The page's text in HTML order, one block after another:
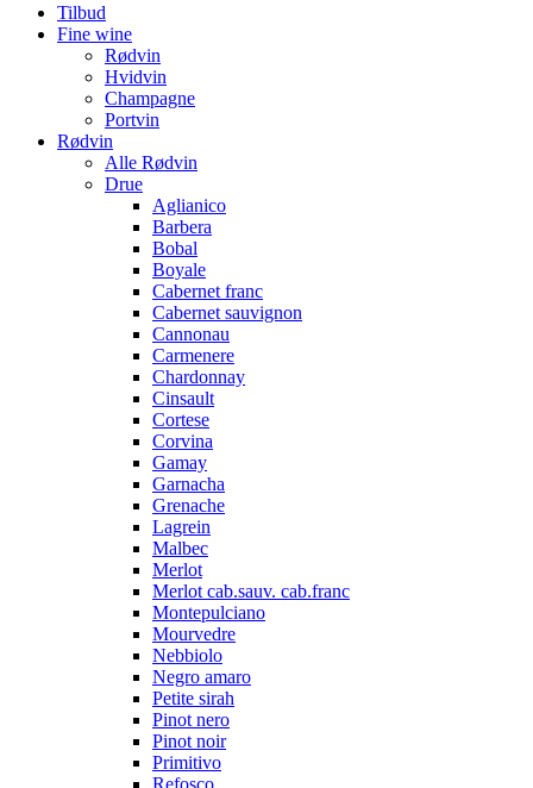
Tilbud
Fine wine
Rødvin
Hvidvin
Champagne
Portvin
Rødvin
Alle Rødvin
Drue
Aglianico
Barbera
Bobal
Boyale
Cabernet franc
Cabernet sauvignon
Cannonau
Carmenere
Chardonnay
Cinsault
Cortese
Corvina
Gamay
Garnacha
Grenache
Lagrein
Malbec
Merlot
Merlot cab.sauv. cab.franc
Montepulciano
Mourvedre
Nebbiolo
Negro amaro
Petite sirah
Pinot nero
Pinot noir
Primitivo
Refosco